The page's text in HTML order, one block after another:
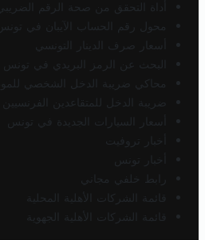
أداة التحقق من صحة الرقم
محول رقم الحساب الآيبان في تونس
أسعار صرف الدينار التونسي
البحث عن الرمز البريدي في تونس
محاكي ضريبة الدخل الشخصي
ضريبة الدخل للمتقاعدين
أسعار السيارات الجديدة في تونس
أخبار تروفيت
أخبار تونس
رابط خلفي مجاني
قائمة الشركات الأهلية المحلية
قائمة الشركات الأهلية الجهوية